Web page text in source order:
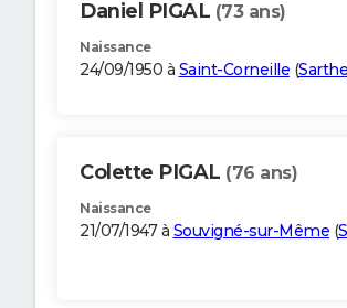
Daniel PIGAL (73 ans)
Naissance
24/09/1950 à Saint-Corneille (Sarthe
Colette PIGAL (76 ans)
Naissance
21/07/1947 à Souvigné-sur-Même (